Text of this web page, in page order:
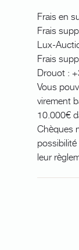
Frais en
Frais
Lux-
Frais
Drouot :
Vous
virement
10.000€
Chèques
leur